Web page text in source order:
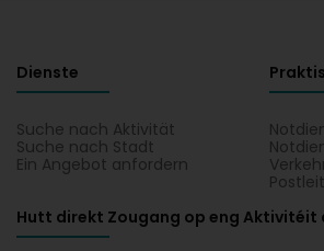
Dienste
Suche nach Aktivität
Suche nach Stadt
Ein Angebot anfordern
Hutt direkt Zougang op eng Aktivitéit